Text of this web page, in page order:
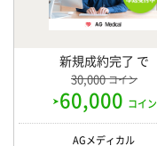
新規成約完了 で
30,000コイン
60,000 コイン
AGメディカル